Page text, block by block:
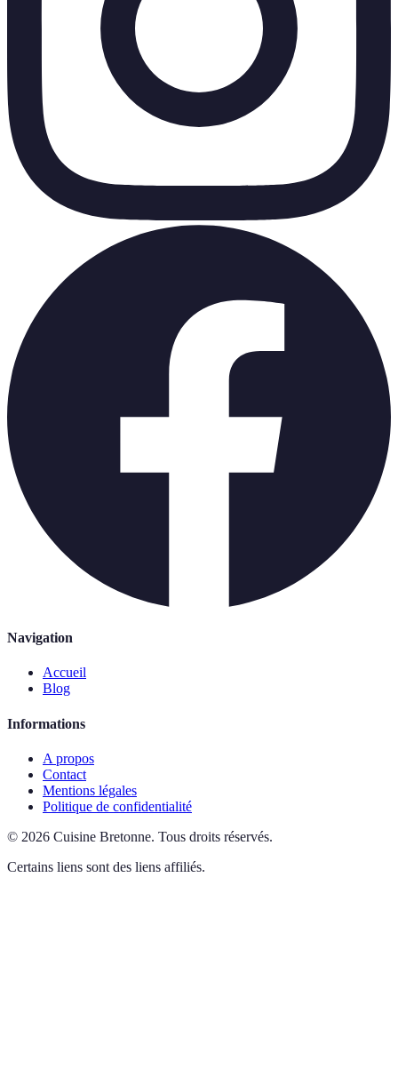
Navigation
Accueil
Blog
Informations
A propos
Contact
Mentions légales
Politique de confidentialité
© 2026 Cuisine Bretonne. Tous droits réservés.
Certains liens sont des liens affiliés.